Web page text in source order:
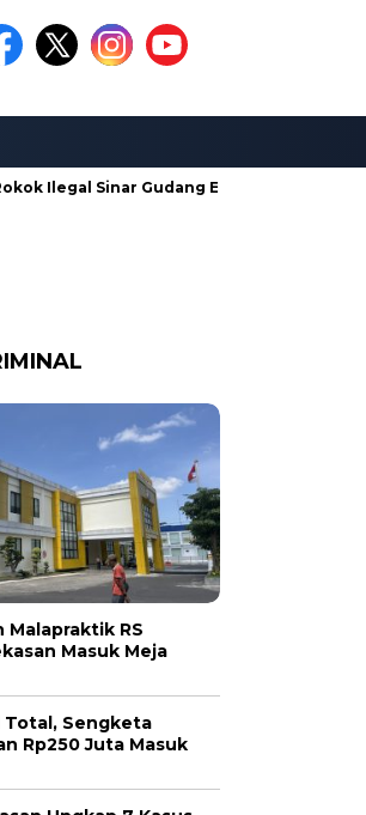
Emas Terjual Bebas di Madura
Malapraktik RS
Masuk Meja
Total, Sengketa
Rp250 Juta Masuk